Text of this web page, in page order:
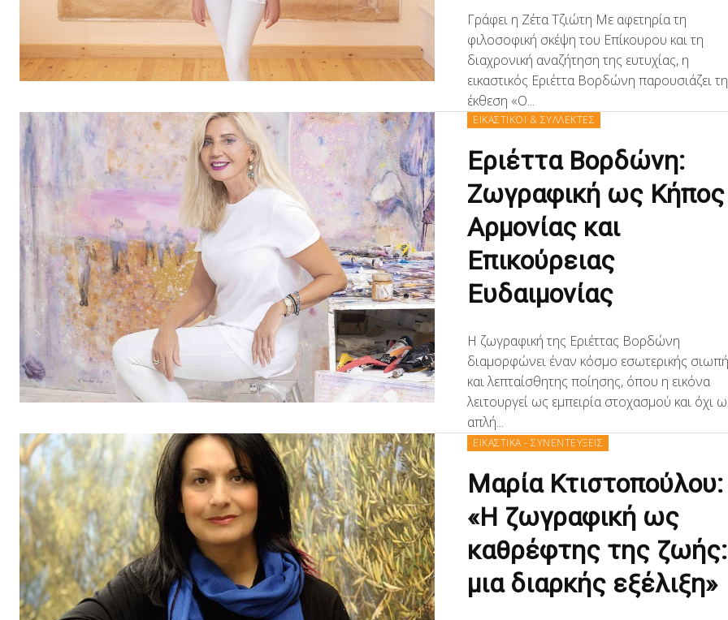
Γράφει η Ζέτα Τζιώτη Με αφετηρία τη
φιλοσοφική σκέψη του Επίκουρου και τη
διαχρονική αναζήτηση της ευτυχίας, η
εικαστικός Εριέττα Βορδώνη παρουσιάζει
έκθεση «Ο...
ΕΙΚΑΣΤΙΚΟΙ & ΣΥΛΛΕΚΤΕΣ
Εριέττα Βορδώνη:
Ζωγραφική ως Κήπος
Αρμονίας και
Επικούρειας
Ευδαιμονίας
Η ζωγραφική της Εριέττας Βορδώνη
διαμορφώνει έναν κόσμο εσωτερικής
και λεπταίσθητης ποίησης, όπου η εικόνα
λειτουργεί ως εμπειρία στοχασμού και όχι
απλή...
ΕΙΚΑΣΤΙΚΑ - ΣΥΝΕΝΤΕΥΞΕΙΣ
Μαρία Κτιστοπούλου:
«Η ζωγραφική ως
καθρέφτης της ζωής:
μια διαρκής εξέλιξη»